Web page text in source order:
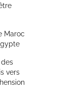
Maroc
des
vers